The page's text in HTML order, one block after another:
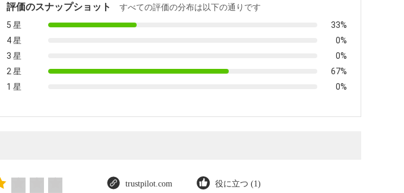
評価のスナップショット
すべての評価の分布は以下の通りです
5 星
33%
4 星
0%
3 星
0%
2 星
67%
1 星
0%
trustpilot.com 役に立つ (1)